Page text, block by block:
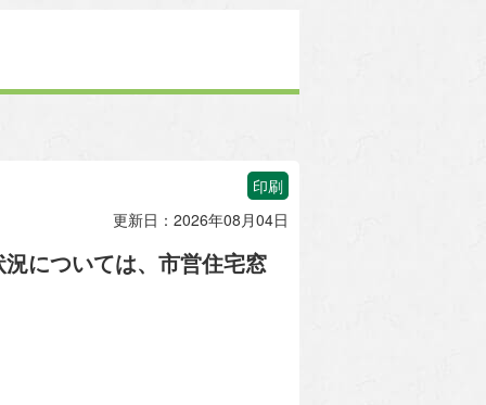
印刷
更新日：2026年08月04日
については、市営住宅窓